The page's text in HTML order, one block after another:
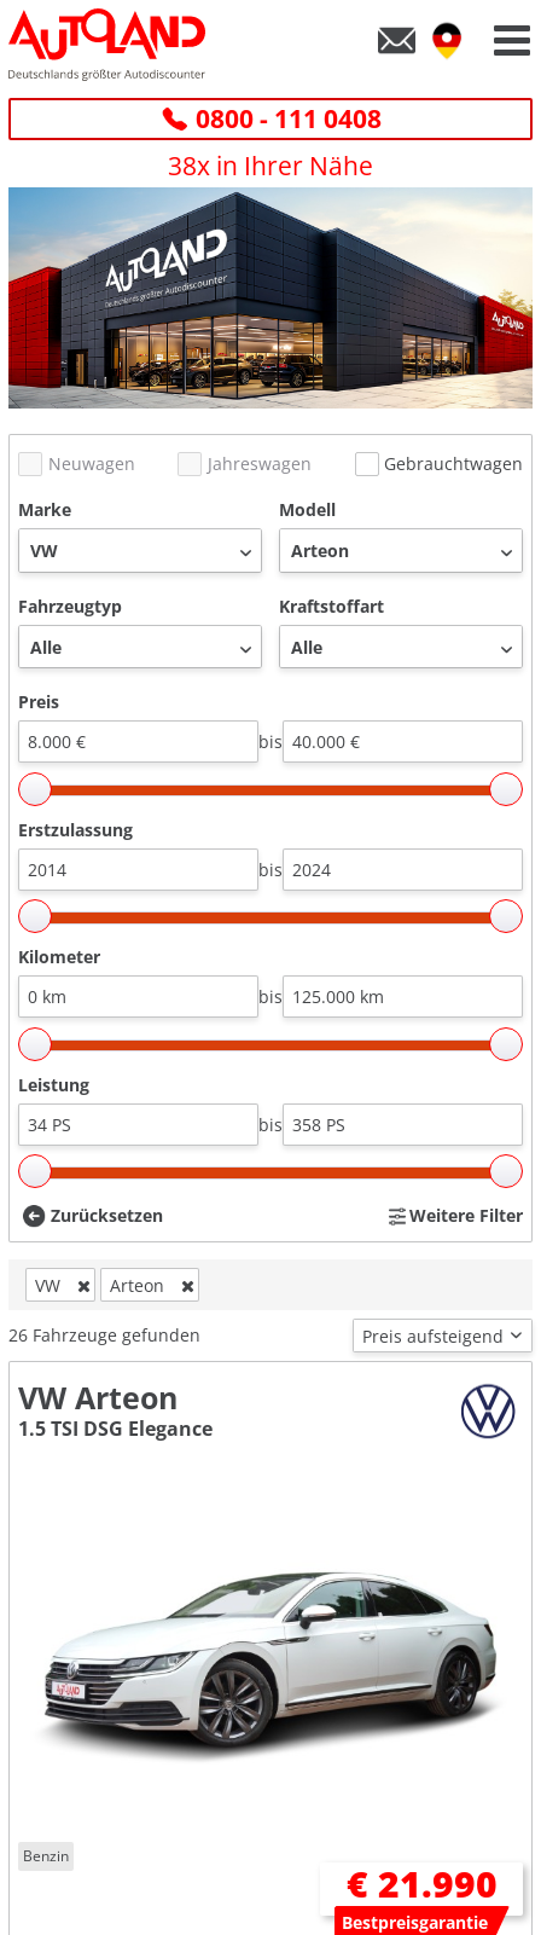
0800 - 111 0408
38x in Ihrer Nähe
Neuwagen Jahreswagen
Gebrauchtwagen
Marke
Modell
Fahrzeugtyp Kraftstoffart
Preis
bis
Erstzulassung
bis
Kilometer
bis
Leistung
bis
Zurücksetzen Weitere Filter
VW Arteon
26 Fahrzeuge gefunden
VW Arteon
1.5 TSI DSG Elegance
Benzin
€ 21.990
Bestpreisgarantie